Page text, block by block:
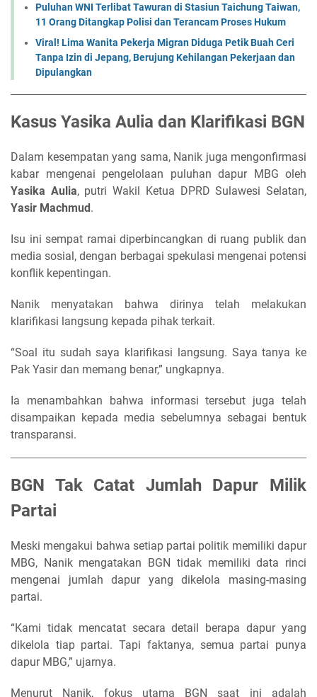
Puluhan WNI Terlibat Tawuran di Stasiun Taichung Taiwan,
11 Orang Ditangkap Polisi dan Terancam Proses Hukum
Viral! Lima Wanita Pekerja Migran Diduga Petik Buah Ceri
Tanpa Izin di Jepang, Berujung Kehilangan Pekerjaan dan
Dipulangkan
Kasus Yasika Aulia dan Klarifikasi BGN
Dalam kesempatan yang sama, Nanik juga mengonfirmasi
kabar mengenai pengelolaan puluhan dapur MBG oleh
Yasika Aulia, putri Wakil Ketua DPRD Sulawesi Selatan,
Yasir Machmud.
Isu ini sempat ramai diperbincangkan di ruang publik dan
media sosial, dengan berbagai spekulasi mengenai potensi
konflik kepentingan.
Nanik menyatakan bahwa dirinya telah melakukan
klarifikasi langsung kepada pihak terkait.
“Soal itu sudah saya klarifikasi langsung. Saya tanya ke
Pak Yasir dan memang benar,” ungkapnya.
Ia menambahkan bahwa informasi tersebut juga telah
disampaikan kepada media sebelumnya sebagai bentuk
transparansi.
BGN Tak Catat Jumlah Dapur Milik
Partai
Meski mengakui bahwa setiap partai politik memiliki dapur
MBG, Nanik mengatakan BGN tidak memiliki data rinci
mengenai jumlah dapur yang dikelola masing-masing
partai.
“Kami tidak mencatat secara detail berapa dapur yang
dikelola tiap partai. Tapi faktanya, semua partai punya
dapur MBG,” ujarnya.
Menurut Nanik, fokus utama BGN saat ini adalah